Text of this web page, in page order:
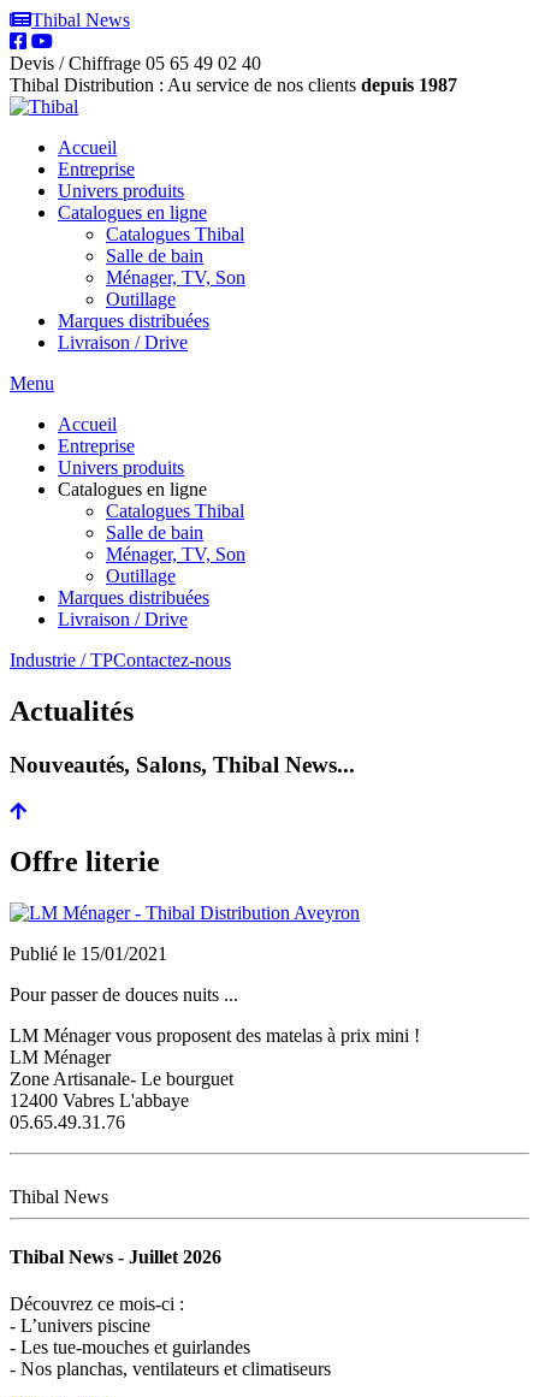
Thibal News
Devis / Chiffrage 05 65 49 02 40
Thibal Distribution : Au service de nos clients depuis 1987
Accueil
Entreprise
Univers produits
Catalogues en ligne
Catalogues Thibal
Salle de bain
Ménager, TV, Son
Outillage
Marques distribuées
Livraison / Drive
Menu
Accueil
Entreprise
Univers produits
Catalogues en ligne
Catalogues Thibal
Salle de bain
Ménager, TV, Son
Outillage
Marques distribuées
Livraison / Drive
Industrie / TPContactez-nous
Actualités
Nouveautés, Salons, Thibal News...
Offre literie
Publié le 15/01/2021
Pour passer de douces nuits ...
LM Ménager vous proposent des matelas à prix mini !
LM Ménager
Zone Artisanale- Le bourguet
12400 Vabres L'abbaye
05.65.49.31.76
Thibal News
Thibal News - Juillet 2026
Découvrez ce mois-ci :
- L’univers piscine
- Les tue-mouches et guirlandes
- Nos planchas, ventilateurs et climatiseurs